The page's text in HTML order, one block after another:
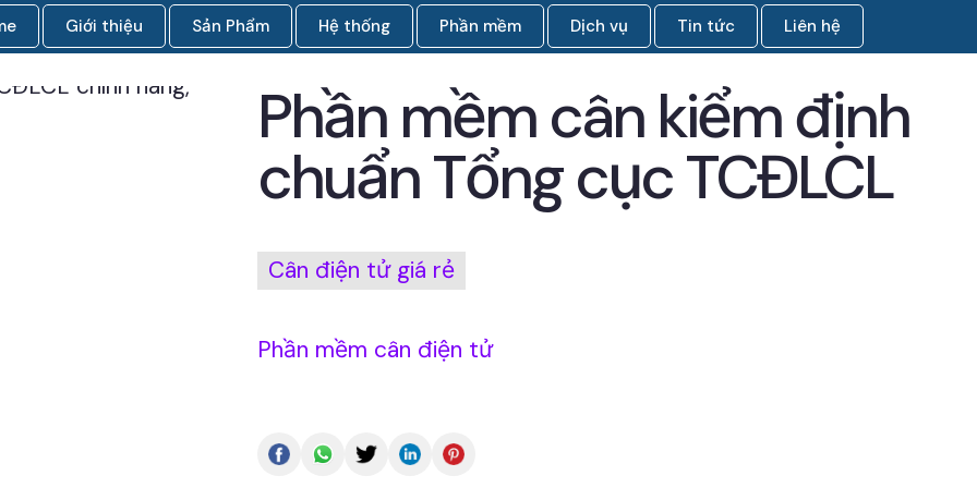
Giới thiệu Sản Phẩm Hệ thống Phần mềm Dịch vụ Tin tức Liên hệ
Phần mềm cân kiểm định
chuẩn Tổng cục TCĐLCL
Cân điện tử giá rẻ
Phần mềm cân điện tử